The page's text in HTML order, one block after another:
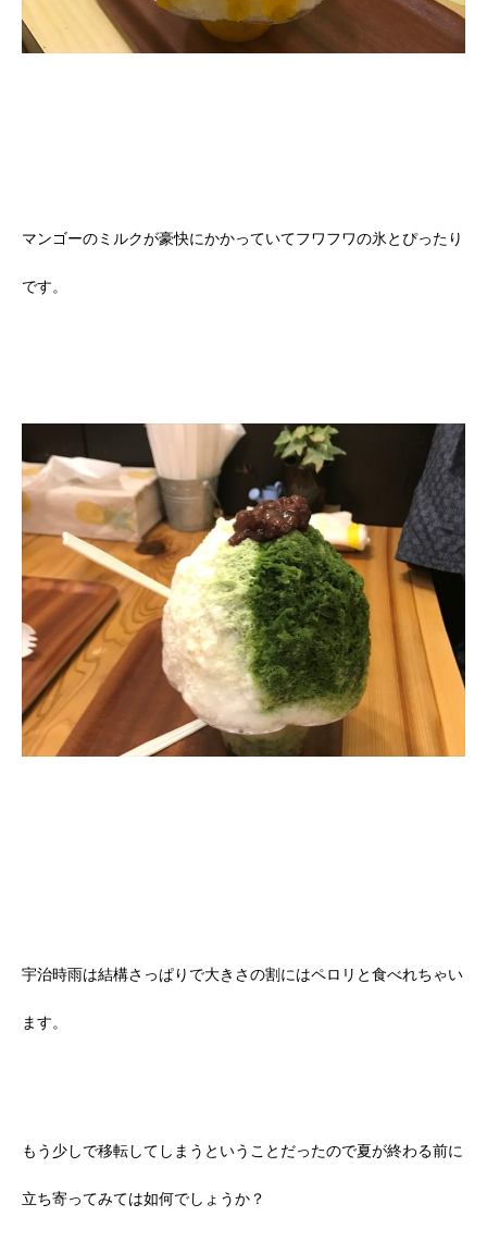
マンゴーのミルクが豪快にかかっていてフワフワの氷とぴったり
です。
宇治時雨は結構さっぱりで大きさの割にはペロリと食べれちゃい
ます。
もう少しで移転してしまうということだったので夏が終わる前に
立ち寄ってみては如何でしょうか？